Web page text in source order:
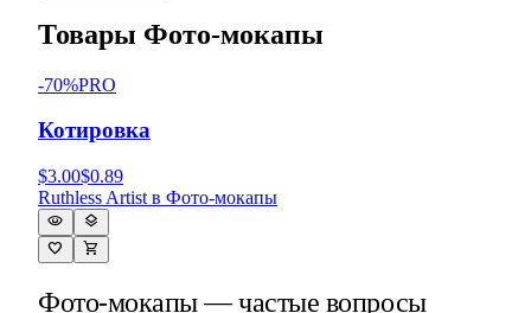
Товары Фото-мокапы
-70%PRO
Котировка
$3.00$0.89
Ruthless Artist в Фото-мокапы
visibility
layers
favorite
shopping_cart
Фото-мокапы — частые вопросы